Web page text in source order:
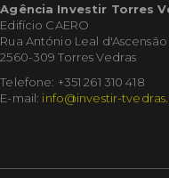
Agência Investir Torres
Edifício CAERO
Rua António Leal d'Ascensão
2560-309 Torres Vedras
Telefone: +351 261 310 418
E-mail: info@investir-